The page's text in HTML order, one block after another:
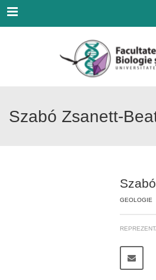
Menu
Szabó Zsanett-
GEOLOGIE